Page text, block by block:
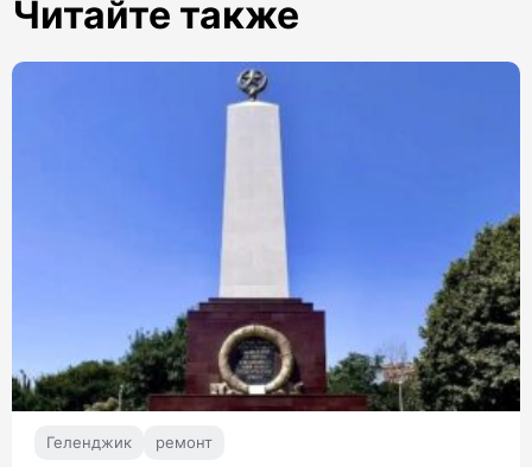
Читайте также
Геленджик ремонт